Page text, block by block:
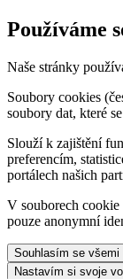
Používáme
Naše stránky
Soubory cookies
soubory dat, které
Slouží k zajištění
preferencím,
portálech našich
V souborech cookie
pouze anonymní
Souhlasím se všemi
Nastavím si svoje